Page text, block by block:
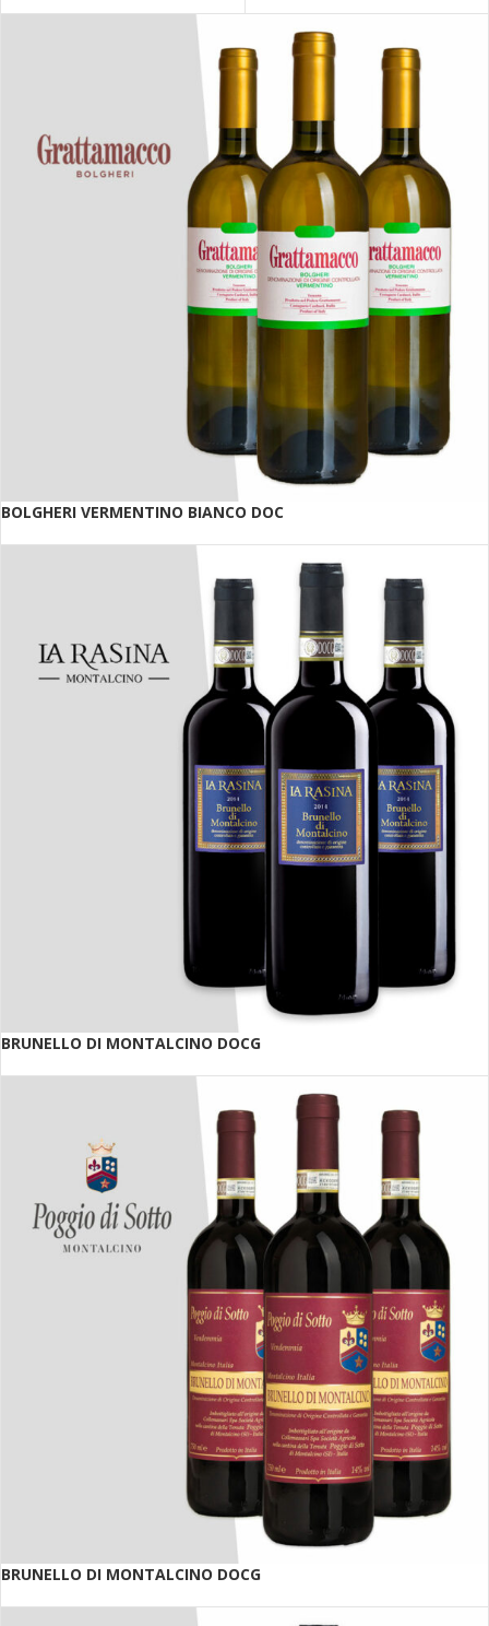
BOLGHERI VERMENTINO BIANCO DOC
BRUNELLO DI MONTALCINO DOCG
BRUNELLO DI MONTALCINO DOCG